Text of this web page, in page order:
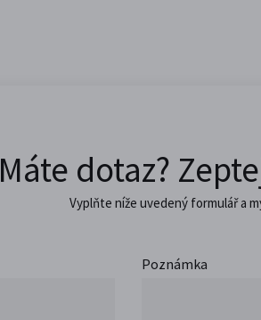
Máte dotaz?
Vyplňte níže uvedený formulář a
Poznámka